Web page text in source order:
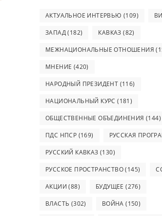
АКТУАЛЬНОЕ ИНТЕРВЬЮ (109)
ЗАПАД(182) КАВКАЗ (82)
МЕЖНАЦИОНАЛЬНЫЕ ОТНОШЕНИЯ
МНЕНИЕ (420)
НАРОДНЫЙ ПРЕЗИДЕНТ (116)
НАЦИОНАЛЬНЫЙ КУРС (181)
ОБЩЕСТВЕННЫЕ ОБЪЕДИНЕНИЯ (144)
ПДС НПСР (169) РУССКАЯ
РУССКИЙ КАВКАЗ (130)
РУССКОЕ ПРОСТРАНСТВО(145)
АКЦИИ (88) БУДУЩЕЕ (276)
ВЛАСТЬ (302) ВОЙНА (150)